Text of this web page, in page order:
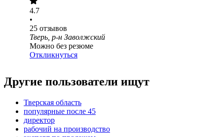
4.7
•
25 отзывов
Тверь, р-н Заволжский
Можно без резюме
Откликнуться
Другие пользователи ищут
Тверская область
популярные после 45
директор
рабочий на производство